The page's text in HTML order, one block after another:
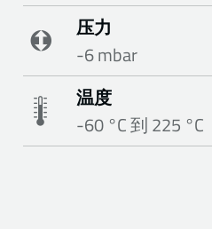
压力
-6 mbar
温度
-60 °C 到 225 °C